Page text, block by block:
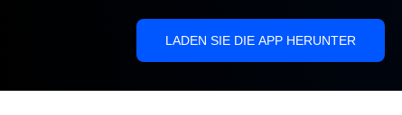
LADEN SIE DIE APP HERUNTER